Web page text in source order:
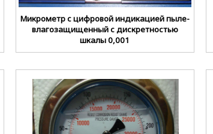
Микрометр с цифровой индикацией пыле-
влагозащищенный с дискретностью
шкалы 0,001